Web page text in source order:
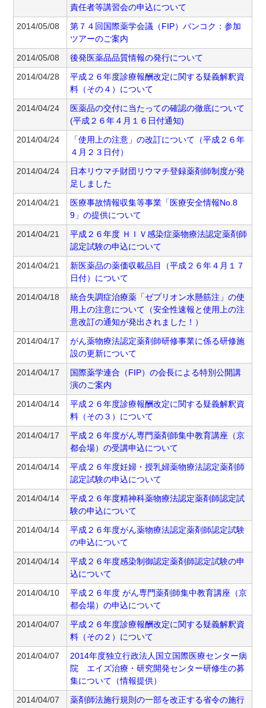
責任者等講習会の申込について
2014/05/08
第７４回国際薬学会議（FIP）バンコク：参加
ツアーのご案内
2014/05/08
後発医薬品品質情報の発行について
2014/04/28
平成２６年度診療報酬改定に関する疑義解釈資
料（その４）について
2014/04/24
医薬品の交付に当たっての確認の徹底について
(平成２６年４月１６日付通知)
2014/04/24
「使用上の注意」の改訂について（平成２６年
４月２３日付）
2014/04/24
日本リウマチ財団リウマチ登録薬剤師制度が発
足しました
2014/04/21
医療事故情報収集等事業「医療安全情報No.8
9」の提供について
2014/04/21
平成２６年度 ＨＩＶ感染症薬物療法認定薬剤師
認定試験の申込について
2014/04/21
新医薬品の薬価収載品目（平成２６年４月１７
日付）について
2014/04/18
統合失調症治療薬「ゼプリオン水懸筋注」の使
用上の注意について（安全性速報と使用上の注
意改訂の通知が発出されました！）
2014/04/17
がん薬物療法認定薬剤師研修事業に係る研修施
設の更新について
2014/04/17
国際薬学連合（FIP）の会長による特別公開講
演のご案内
2014/04/14
平成２６年度診療報酬改定に関する疑義解釈資
料（その３）について
2014/04/17
平成２６年度がん専門薬剤師集中教育講座（京
都会場）の受講申込について
2014/04/14
平成２６年度妊婦・授乳婦薬物療法認定薬剤師
認定試験の申込について
2014/04/14
平成２６年度精神科薬物療法認定薬剤師認定試
験の申込について
2014/04/14
平成２６年度がん薬物療法認定薬剤師認定試験
の申込について
2014/04/14
平成２６年度感染制御認定薬剤師認定試験の申
込について
2014/04/10
平成２６年度 がん専門薬剤師集中教育講座（京
都会場）の申込について
2014/04/07
平成２６年度診療報酬改定に関する疑義解釈資
料（その２）について
2014/04/07
2014年度独立行政法人国立国際医療センター病
院 エイズ治療・研究開発センター研修生の募
集について（情報提供）
2014/04/07
薬剤師法施行規則の一部を改正する省令の施行